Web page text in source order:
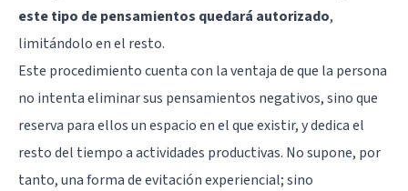
este tipo de pensamientos quedará autorizado,
limitándolo en el resto.
Este procedimiento cuenta con la ventaja de que la persona
no intenta eliminar sus pensamientos negativos, sino que
reserva para ellos un espacio en el que existir, y dedica el
resto del tiempo a actividades productivas. No supone, por
tanto, una forma de evitación experiencial; sino